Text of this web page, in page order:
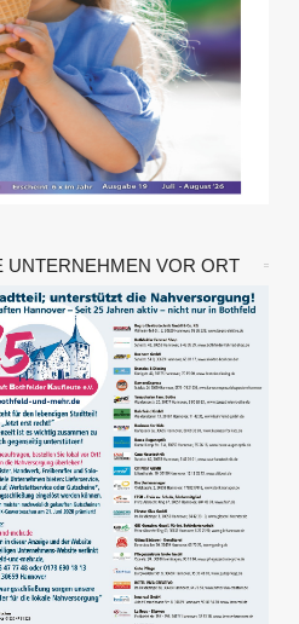
UNTERNEHMEN VOR ORT